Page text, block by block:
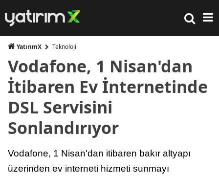
YatırımX Teknoloji
Vodafone, 1 Nisan'dan
İtibaren Ev İnternetinde
DSL Servisini
Sonlandırıyor
Vodafone, 1 Nisan'dan itibaren bakır altyapı
üzerinden ev interneti hizmeti sunmayı